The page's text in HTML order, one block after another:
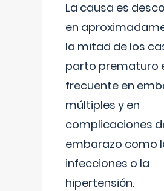
La causa es
en
la mitad de los
parto prematuro
frecuente en
múltiples y en
complicaciones
embarazo como
infecciones o la
hipertensión.